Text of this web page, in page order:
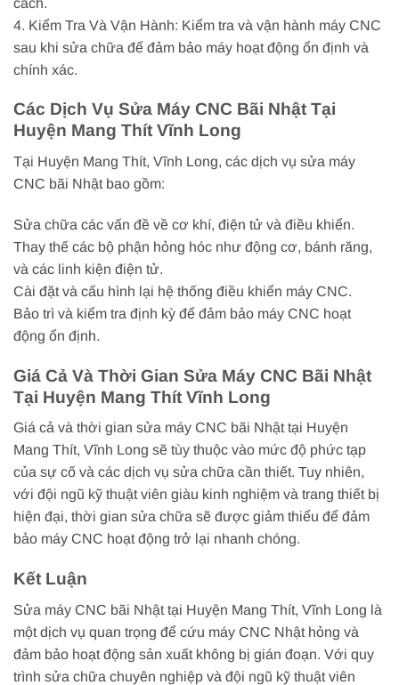
4. Kiểm Tra Và Vận Hành: Kiểm tra và vận hành máy CNC
sau khi sửa chữa để đảm bảo máy hoạt động ổn định và
chính xác.
Các Dịch Vụ Sửa Máy CNC Bãi Nhật Tại
Huyện Mang Thít Vĩnh Long
Tại Huyện Mang Thít, Vĩnh Long, các dịch vụ sửa máy
CNC bãi Nhật bao gồm:
Sửa chữa các vấn đề về cơ khí, điện tử và điều khiển.
Thay thế các bộ phận hỏng hóc như động cơ, bánh răng,
và các linh kiện điện tử.
Cài đặt và cấu hình lại hệ thống điều khiển máy CNC.
Bảo trì và kiểm tra định kỳ để đảm bảo máy CNC hoạt
động ổn định.
Giá Cả Và Thời Gian Sửa Máy CNC Bãi Nhật
Tại Huyện Mang Thít Vĩnh Long
Giá cả và thời gian sửa máy CNC bãi Nhật tại Huyện
Mang Thít, Vĩnh Long sẽ tùy thuộc vào mức độ phức tạp
của sự cố và các dịch vụ sửa chữa cần thiết. Tuy nhiên,
với đội ngũ kỹ thuật viên giàu kinh nghiệm và trang thiết bị
hiện đại, thời gian sửa chữa sẽ được giảm thiểu để đảm
bảo máy CNC hoạt động trở lại nhanh chóng.
Kết Luận
Sửa máy CNC bãi Nhật tại Huyện Mang Thít, Vĩnh Long là
một dịch vụ quan trọng để cứu máy CNC Nhật hỏng và
đảm bảo hoạt động sản xuất không bị gián đoạn. Với quy
trình sửa chữa chuyên nghiệp và đội ngũ kỹ thuật viên